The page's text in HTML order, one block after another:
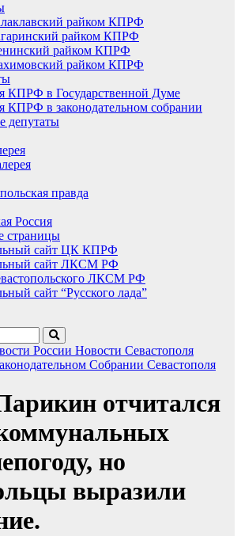
райком КПРФ
райком КПРФ
райком КПРФ
райком КПРФ
КПРФ в Государственной Думе
КПРФ в законодательном собрании
депутаты
правда
Россия
страницы
сайт ЦК КПРФ
сайт ЛКСМ РФ
ЛКСМ РФ
сайт “Русского лада”
России Новости Севастополя
Собрании Севастополя
отчитался
но
выразили